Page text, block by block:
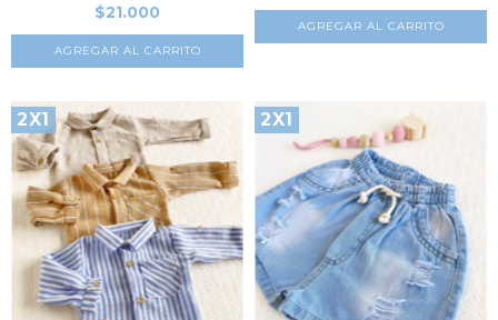
$21.000
AGREGAR AL CARRITO
AGREGAR AL CARRITO
2X1 2X1